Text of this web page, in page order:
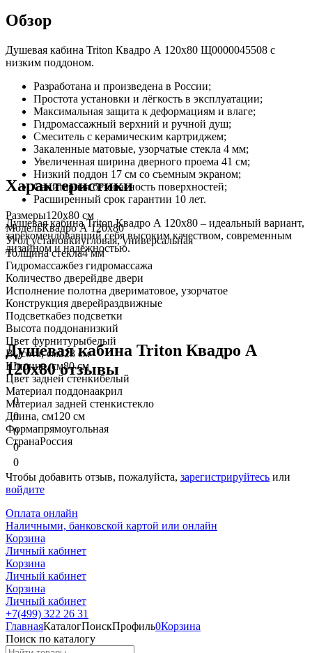
Обзор
Душевая кабина Triton Квадро А 120x80 Щ0000045508 с
низким поддоном.
Разработана и произведена в России;
Простота установки и лёгкость в эксплуатации;
Максимальная защита к деформациям и влаге;
Гидромассажный верхний и ручной душ;
Смеситель с керамическим картриджем;
Закаленные матовые, узорчатые стекла 4 мм;
Увеличенная ширина дверного проема 41 см;
Низкий поддон 17 см со съемным экраном;
Санитарная безопасность поверхностей;
Расширенный срок гарантии 10 лет.
Душевая кабина Triton Квадро А 120x80 – идеальный вариант,
зарекомендовавший себя высоким качеством, современным
дизайном и надежностью.
Характеристики
Размеры120х80 см
МодельКвадро А 120x80
Угол установкиугловая, универсальная
Толщина стекла4 мм
Гидромассажбез гидромассажа
Количество дверейдве двери
Исполнение полотна двериматовое, узорчатое
Конструкция дверейраздвижные
Подсветкабез подсветки
Высота поддонанизкий
Цвет фурнитурыбелый
Высота, см228 см
Ширина, см80 см
Цвет задней стенкибелый
Материал поддонаакрил
Материал задней стенкистекло
Длина, см120 см
Формапрямоугольная
СтранаРоссия
Душевая кабина Triton Квадро А
120x80 отзывы
0
0
0
0
0
Чтобы добавить отзыв, пожалуйста, зарегистрируйтесь или
войдите
Оплата онлайн
Наличными, банковской картой или онлайн
Корзина
Личный кабинет
Корзина
Личный кабинет
Корзина
Личный кабинет
+7(499) 322 26 31
ГлавнаяКаталогПоискПрофиль0Корзина
Поиск по каталогу